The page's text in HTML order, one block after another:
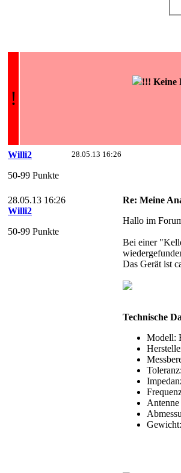
!
!!! Keine
28.05.13 16:26
Willi2
50-99 Punkte
28.05.13 16:26
Willi2
50-99 Punkte
Re: Meine
Hallo im
Bei einer
Das Gerät ist
Technische
Modell:
Antenne